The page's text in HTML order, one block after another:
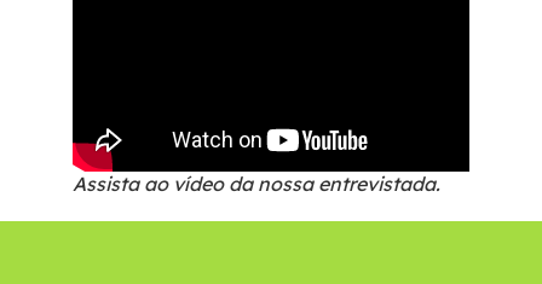
Assista ao vídeo da nossa entrevistada.